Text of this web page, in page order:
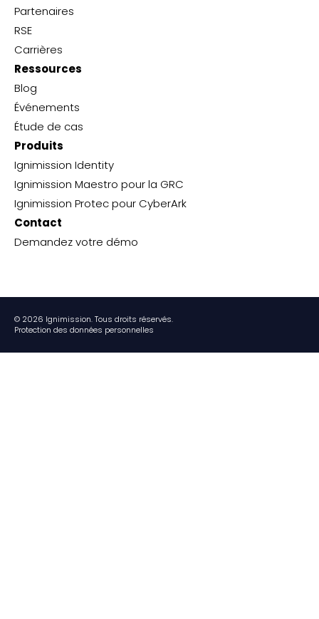
Partenaires
RSE
Carrières
Ressources
Blog
Événements
Étude de cas
Produits
Ignimission Identity
Ignimission Maestro pour la GRC
Ignimission Protec pour CyberArk
Contact
Demandez votre démo
© 2026 Ignimission. Tous droits réservés.
Protection des données personnelles